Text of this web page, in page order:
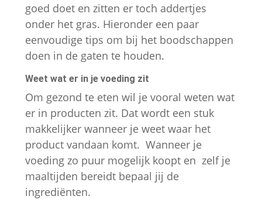
goed doet en zitten er toch addertjes
onder het gras. Hieronder een paar
eenvoudige tips om bij het boodschappen
doen in de gaten te houden.
Weet wat er in je voeding zit
Om gezond te eten wil je vooral weten wat
er in producten zit. Dat wordt een stuk
makkelijker wanneer je weet waar het
product vandaan komt. Wanneer je
voeding zo puur mogelijk koopt en zelf je
maaltijden bereidt bepaal jij de
ingrediënten.
Noodzakelijk
Deze cookies
zijn
noodzakelijk